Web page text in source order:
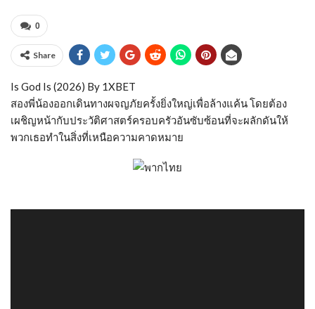
0
Share
Is God Is (2026) By 1XBET
สองพี่น้องออกเดินทางผจญภัยครั้งยิ่งใหญ่เพื่อล้างแค้น โดยต้อง
เผชิญหน้ากับประวัติศาสตร์ครอบครัวอันซับซ้อนที่จะผลักดันให้
พวกเธอทำในสิ่งที่เหนือความคาดหมาย